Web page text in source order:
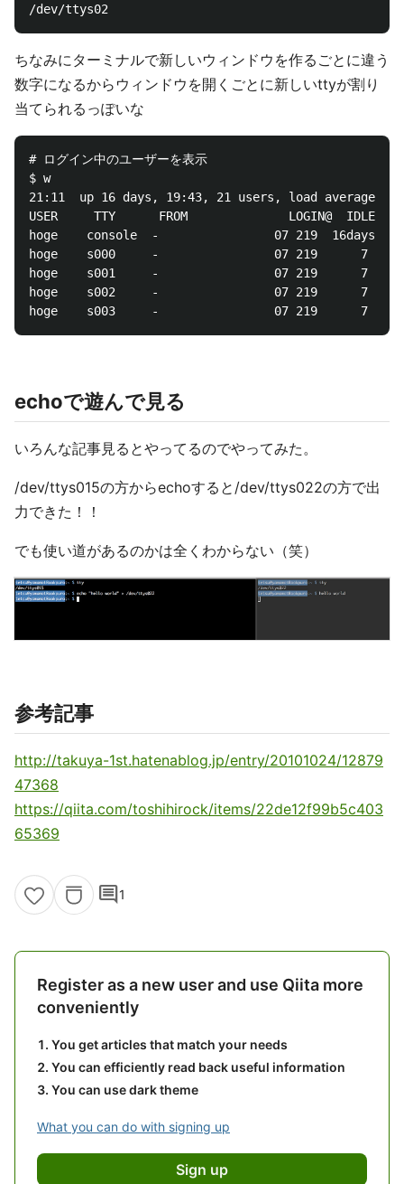
ちなみにターミナルで新しいウィンドウを作るごとに違う
数字になるからウィンドウを開くごとに新しいttyが割り
当てられるっぽいな
# ログイン中のユーザーを表示
$ w
21:11  up 16 days, 19:43, 21 users, load averages:
USER     TTY      FROM              LOGIN@  IDLE
hoge    console  -                07 219  16days -
hoge    s000     -                07 219      7 -
hoge    s001     -                07 219      7 -
hoge    s002     -                07 219      7 -
echoで遊んで見る
いろんな記事見るとやってるのでやってみた。
/dev/ttys015の方からechoすると/dev/ttys022の方で出
力できた！！
でも使い道があるのかは全くわからない（笑）
参考記事
http://takuya-1st.hatenablog.jp/entry/20101024/12879
47368
https://qiita.com/toshihirock/items/22de12f99b5c403
65369
comment1
Register as a new user and use Qiita more
conveniently
You get articles that match your needs
You can efficiently read back useful information
You can use dark theme
What you can do with signing up
Sign up